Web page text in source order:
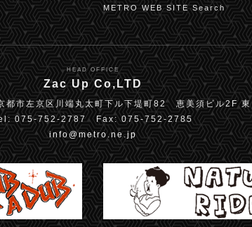
METRO WEB SITE Search
HEAD OFFICE
Zac Up Co,LTD
市左京区川端丸太町下ル下堤町82 恵美須ビル2F 東
075-752-2787 Fax: 075-752-2785
info@metro.ne.jp